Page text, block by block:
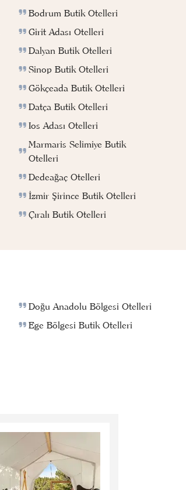
Bodrum Butik Otelleri
Girit Adası Otelleri
Dalyan Butik Otelleri
Sinop Butik Otelleri
Gökçeada Butik Otelleri
Datça Butik Otelleri
Ios Adası Otelleri
Marmaris Selimiye Butik
Otelleri
Dedeağaç Otelleri
İzmir Şirince Butik Otelleri
Çıralı Butik Otelleri
Doğu Anadolu Bölgesi Otelleri
Ege Bölgesi Butik Otelleri